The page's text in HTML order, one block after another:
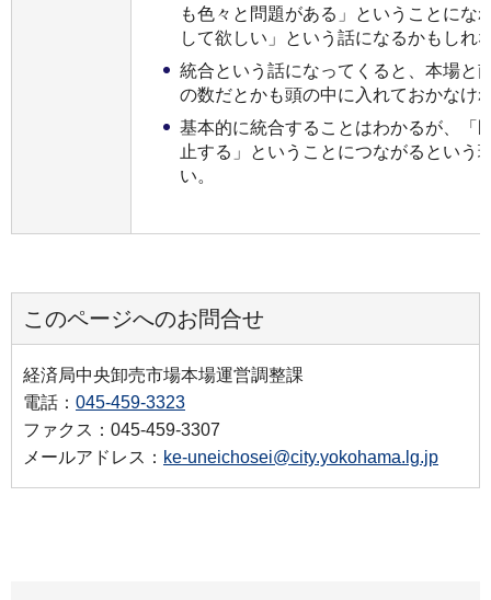
も色々と問題がある」ということにな
して欲しい」という話になるかもしれ
統合という話になってくると、本場と
の数だとかも頭の中に入れておかなけ
基本的に統合することはわかるが、「
止する」ということにつながるという
い。
このページへのお問合せ
経済局中央卸売市場本場運営調整課
電話： 045-459-3323
ファクス：045-459-3307
メールアドレス： ke-uneichosei@city.yokohama.lg.jp